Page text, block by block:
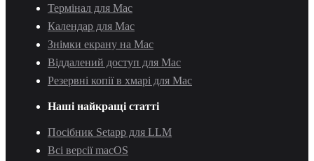
Термінал для Mac
Календар для Mac
Знімки екрану на Mac
Віддалений доступ для Mac
Резервні копії в хмарі для Mac
Наші найкращі статті
Посібник Setapp для LLM
Всі версії macOS